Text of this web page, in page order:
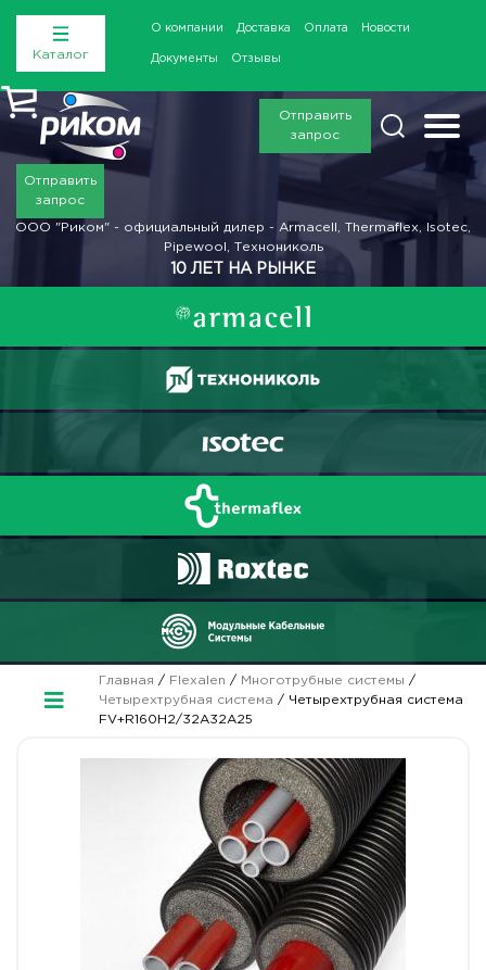
Каталог
О компании Доставка Оплата Новости
Документы Отзывы
Отправить
запрос
Отправить
запрос
ООО "Риком" - официальный дилер - Armacell, Thermaflex, Isotec,
Pipewool, Технониколь
10 ЛЕТ НА РЫНКЕ
Главная / Flexalen / Многотрубные системы /
Четырехтрубная система / Четырехтрубная система
FV+R160H2/32A32A25